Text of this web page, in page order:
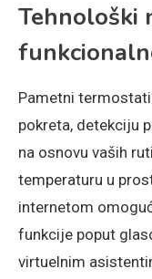
Tehnološki
Pametni
pokreta, detekciju
na osnovu vaših
temperaturu u
internetom
funkcije poput
virtuelnim